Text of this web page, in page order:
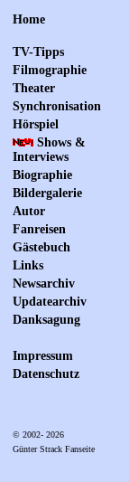
Home
TV-Tipps
Filmographie
Theater
Synchronisation
Hörspiel
Shows &
Interviews
Biographie
Bildergalerie
Autor
Fanreisen
Gästebuch
Links
Newsarchiv
Updatearchiv
Danksagung
Impressum
Datenschutz
© 2002- 2026
Günter Strack Fanseite